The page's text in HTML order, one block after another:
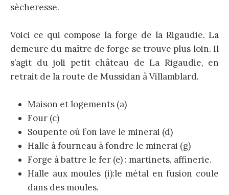
sècheresse.
Voici ce qui compose la forge de la Rigaudie. La
demeure du maître de forge se trouve plus loin. Il
s’agit du joli petit château de La Rigaudie, en
retrait de la route de Mussidan à Villamblard.
Maison et logements (a)
Four (c)
Soupente où l’on lave le minerai (d)
Halle à fourneau à fondre le minerai (g)
Forge à battre le fer (e) : martinets, affinerie.
Halle aux moules (i):le métal en fusion coule
dans des moules.